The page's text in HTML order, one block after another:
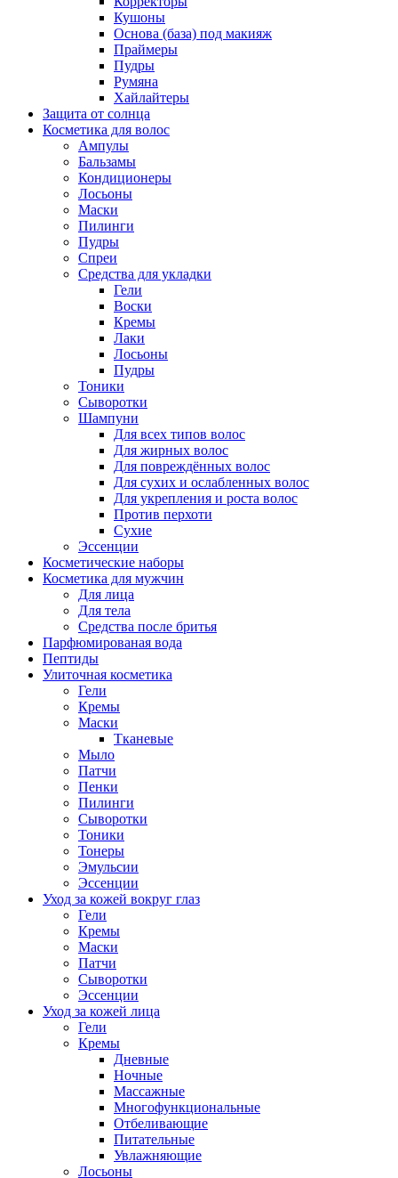
Кушоны
Основа (база) под макияж
Праймеры
Пудры
Румяна
Хайлайтеры
Защита от солнца
Косметика для волос
Ампулы
Бальзамы
Кондиционеры
Лосьоны
Маски
Пилинги
Пудры
Спреи
Средства для укладки
Гели
Воски
Кремы
Лаки
Лосьоны
Пудры
Тоники
Сыворотки
Шампуни
Для всех типов волос
Для жирных волос
Для повреждённых волос
Для сухих и ослабленных волос
Для укрепления и роста волос
Против перхоти
Сухие
Эссенции
Косметические наборы
Косметика для мужчин
Для лица
Для тела
Средства после бритья
Парфюмированая вода
Пептиды
Улиточная косметика
Гели
Кремы
Маски
Тканевые
Мыло
Патчи
Пенки
Пилинги
Сыворотки
Тоники
Тонеры
Эмульсии
Эссенции
Уход за кожей вокруг глаз
Гели
Кремы
Маски
Патчи
Сыворотки
Эссенции
Уход за кожей лица
Гели
Кремы
Дневные
Ночные
Массажные
Многофункциональные
Отбеливающие
Питательные
Увлажняющие
Лосьоны